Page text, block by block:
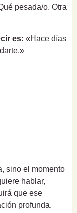
pesada/o. Otra
es: «Hace días
sino el momento
hablar,
que ese
profunda.